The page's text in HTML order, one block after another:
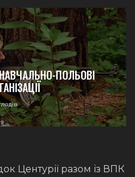
ПОЛЬОВІ
Центурії разом із ВПК